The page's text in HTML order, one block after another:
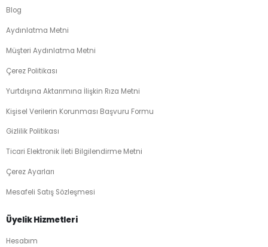
Blog
Aydınlatma Metni
Müşteri Aydınlatma Metni
Çerez Politikası
Yurtdışına Aktarımına İlişkin Rıza Metni
Kişisel Verilerin Korunması Başvuru Formu
Gizlilik Politikası
Ticari Elektronik İleti Bilgilendirme Metni
Çerez Ayarları
Mesafeli Satış Sözleşmesi
Üyelik Hizmetleri
Hesabım